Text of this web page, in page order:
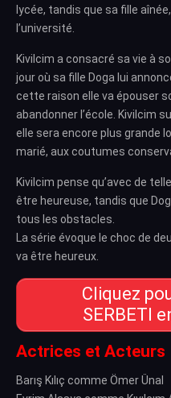
lycée, tandis que sa fille
l’université.
Kivilcim a consacré sa vie à
jour où sa fille Doga lui
cette raison elle va épouser
abandonner l’école. Kivilcim
elle sera encore plus grande
marié, aux coutumes
Kivilcim pense qu’avec de
être heureuse, tandis que
tous les obstacles.
La série évoque le choc de
va être heureux.
Cliquez
SERBETI
Actrices et Acteurs
Barış Kılıç comme Ömer Ünal